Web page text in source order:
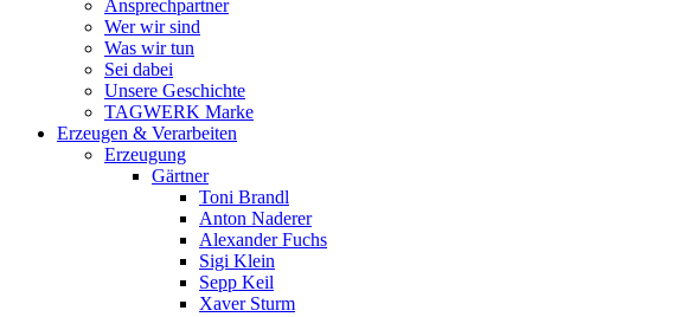
Ansprechpartner
Wer wir sind
Was wir tun
Sei dabei
Unsere Geschichte
TAGWERK Marke
Erzeugen & Verarbeiten
Erzeugung
Gärtner
Toni Brandl
Anton Naderer
Alexander Fuchs
Sigi Klein
Sepp Keil
Xaver Sturm